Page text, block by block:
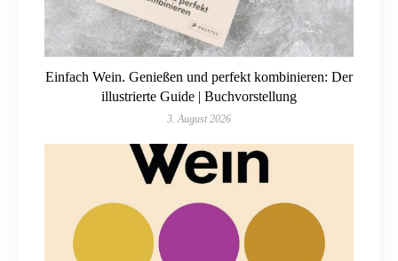
Einfach Wein. Genießen und perfekt kombinieren: Der
illustrierte Guide | Buchvorstellung
3. August 2026